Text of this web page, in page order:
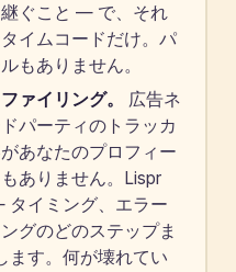
ぐこと — で、それ
イムコードだけ。パ
もありません。
ァイリング。
広告ネ
パーティのトラッカ
あなたのプロフィー
ありません。Lispr
タイミング、エラー
グのどのステップま
す。何が壊れてい